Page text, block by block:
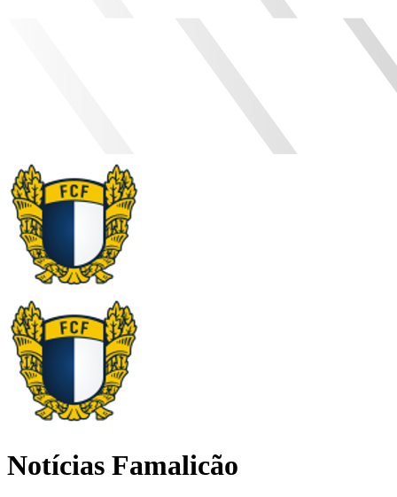
Notícias Famalicão